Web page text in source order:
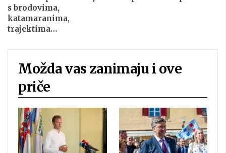
s brodovima,
katamaranima,
trajektima…
Možda vas zanimaju i ove
priče